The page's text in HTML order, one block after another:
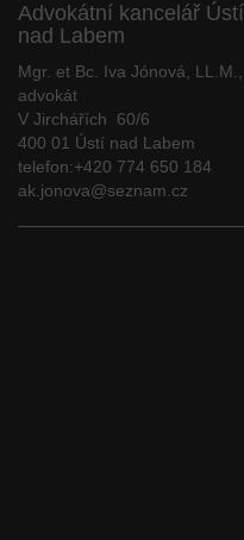
Advokátní kancelář Ústí
nad Labem
Mgr. et Bc. Iva Jónová, LL.M.,
advokát
V Jirchářích 60/6
400 01 Ústí nad Labem
telefon:+420 774 650 184
ak.jonova@seznam.cz